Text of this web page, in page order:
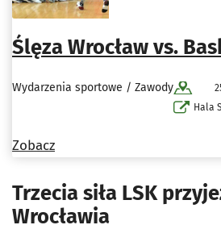
Ślęza Wrocław vs.
Wydarzenia sportowe / Zawody
Hala
Zobacz
Trzecia siła LSK
Wrocławia